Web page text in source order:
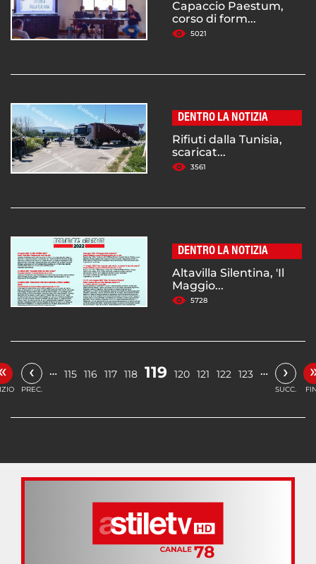
Capaccio Paestum,
corso di form...
5021
DENTRO LA NOTIZIA
Rifiuti dalla Tunisia,
scaricat...
3561
DENTRO LA NOTIZIA
Altavilla Silentina, 'Il
Maggio...
5728
‹
PREC.
… 115 116 117 118 119 120 121 122 123 … ›
SUCC.